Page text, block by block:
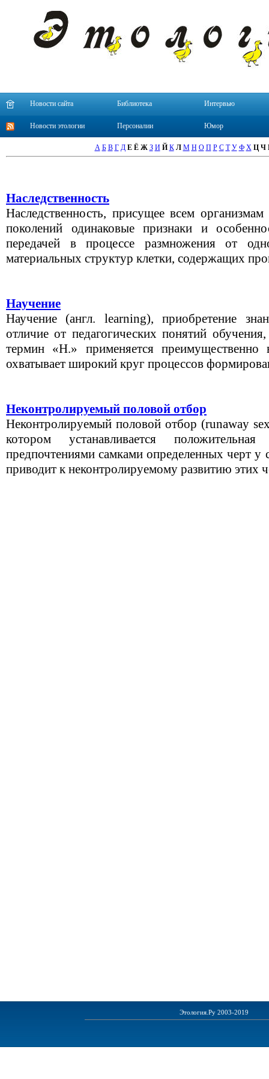
Новости сайта Библиотека Интервью
Новости этологии Персоналии Юмор
А Б В Г Д Е Ё Ж З И Й К Л М Н О П Р С Т У Ф Х Ц Ч
Наследственность
Наследственность, присущее всем
поколений одинаковые признаки и
передачей в процессе размножения от
материальных структур клетки, содержащих
Научение
Научение (англ. learning), приобретение
отличие от педагогических понятий
термин «Н.» применяется преимущественно
охватывает широкий круг процессов
Неконтролируемый половой отбор
Неконтролируемый половой отбор (runaway
котором устанавливается
предпочтениями самками определенных черт у
приводит к неконтролируемому развитию этих
Этология.Ру 2003-2019